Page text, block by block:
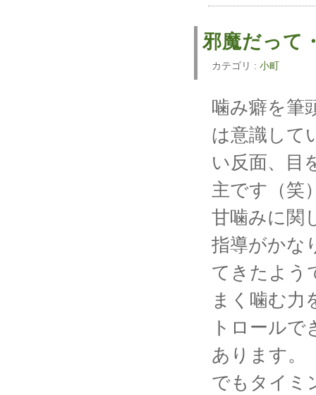
邪魔だって
カテゴリ : 小町
噛み癖を筆
は意識して
い反面、目
主です（笑
甘噛みに関
指導がかな
てきたよう
まく噛む力
トロールで
あります。
でもタイミ